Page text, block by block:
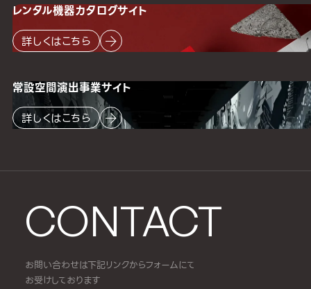
CONTACT
お問い合わせは下記リンクからフォームにて
お受けしております
レンタル機器カタログサイト
詳しくはこちら
常設空間演出事業サイト
詳しくはこちら